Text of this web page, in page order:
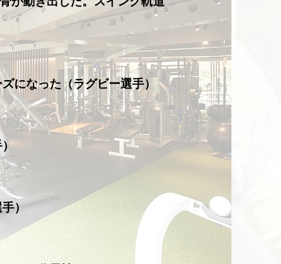
になった（ラグビー選手）
）